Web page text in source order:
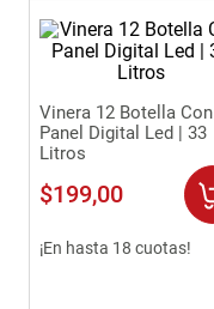
Vinera 12 Botella Con
Panel Digital Led | 33
Litros
$199,00
¡En hasta 18 cuotas!